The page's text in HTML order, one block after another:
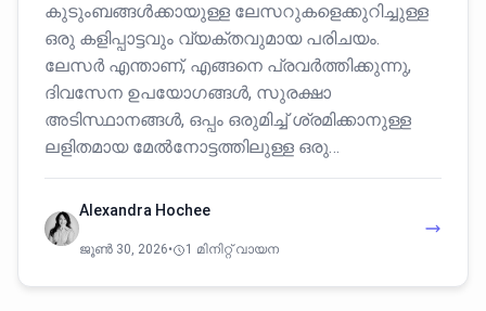
കുടുംബങ്ങൾക്കായുള്ള ലേസറുകളെക്കുറിച്ചുള്ള
ഒരു കളിപ്പാട്ടവും വ്യക്തവുമായ പരിചയം.
ലേസർ എന്താണ്, എങ്ങനെ പ്രവർത്തിക്കുന്നു,
ദിവസേന ഉപയോഗങ്ങൾ, സുരക്ഷാ
അടിസ്ഥാനങ്ങൾ, ഒപ്പം ഒരുമിച്ച് ശ്രമിക്കാനുള്ള
ലളിതമായ മേൽനോട്ടത്തിലുള്ള ഒരു…
Alexandra Hochee
ജൂൺ 30, 2026• 1 മിനിറ്റ് വായന